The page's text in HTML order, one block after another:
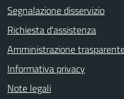
Segnalazione disservizio
Richiesta d'assistenza
Amministrazione
Informativa privacy
Note legali